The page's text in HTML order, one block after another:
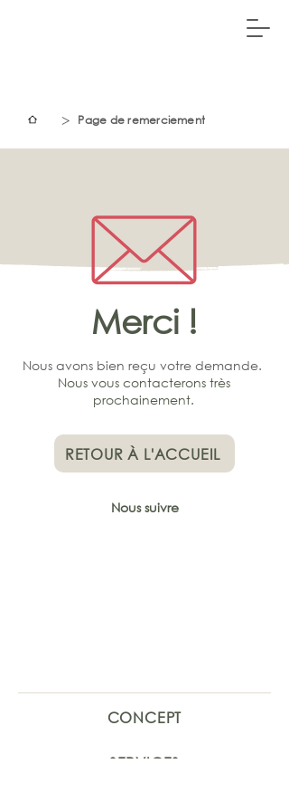
> Page de remerciement
Merci !
Nous avons bien reçu votre demande.
Nous vous contacterons très
prochainement.
RETOUR À L'ACCUEIL
Nous suivre
CONCEPT
SERVICES